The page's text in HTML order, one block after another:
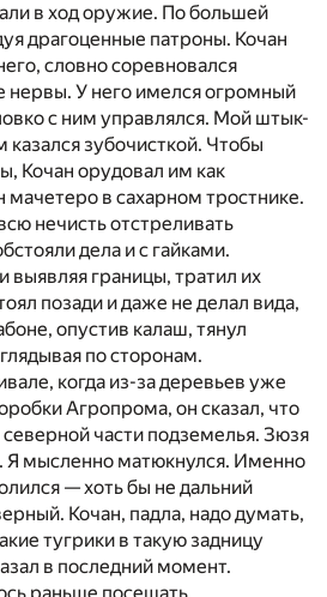
в ход оружие. По большей
драгоценные патроны. Кочан
словно соревновался
нервы. У него имелся огромный
с ним управлялся. Мой штык-
зубочисткой. Чтобы
Кочан орудовал им как
мачетеро в сахарном тростнике.
нечисть отстреливать
дела и с гайками.
выявляя границы, тратил их
позади и даже не делал вида,
опустив калаш, тянул
по сторонам.
когда из-за деревьев уже
Агропрома, он сказал, что
северной части подземелья. Зюзя
Я мысленно матюкнулся. Именно
— хоть бы не дальний
Кочан, падла, надо думать,
тугрики в такую задницу
в последний момент.